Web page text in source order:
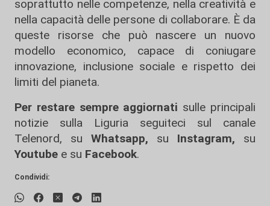
soprattutto nelle competenze, nella creatività e
nella capacità delle persone di collaborare. È da
queste risorse che può nascere un nuovo
modello economico, capace di coniugare
innovazione, inclusione sociale e rispetto dei
limiti del pianeta.
Per restare sempre aggiornati sulle principali
notizie sulla Liguria seguiteci sul canale
Telenord, su
Whatsapp, su Instagram, su
Youtube e su Facebook.
Condividi: